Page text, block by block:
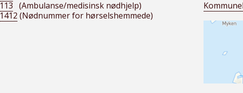
113 (Ambulanse/medisinsk nødhjelp)
1412 (Nødnummer for hørselshemmede)